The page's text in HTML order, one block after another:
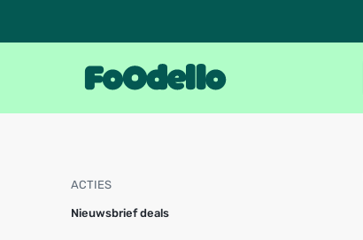
ACTIES
Nieuwsbrief deals